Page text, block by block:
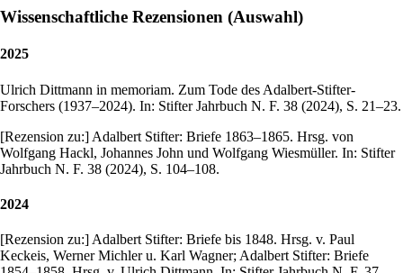
Wissenschaftliche Rezensionen (Auswahl)
2025
Ulrich Dittmann in memoriam. Zum Tode des Adalbert-Stifter-
Forschers (1937–2024). In: Stifter Jahrbuch N. F. 38 (2024), S. 21–23.
[Rezension zu:] Adalbert Stifter: Briefe 1863–1865. Hrsg. von
Wolfgang Hackl, Johannes John und Wolfgang Wiesmüller. In: Stifter
Jahrbuch N. F. 38 (2024), S. 104–108.
2024
[Rezension zu:] Adalbert Stifter: Briefe bis 1848. Hrsg. v. Paul
Keckeis, Werner Michler u. Karl Wagner; Adalbert Stifter: Briefe